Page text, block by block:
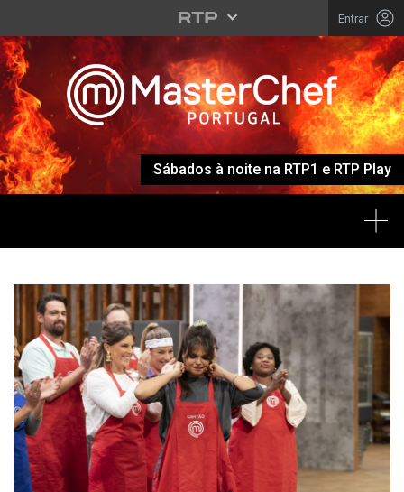
Entrar
Sábados à noite na RTP1 e RTP Play